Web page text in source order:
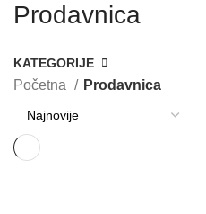
Prodavnica
KATEGORIJE
Početna Prodavnica